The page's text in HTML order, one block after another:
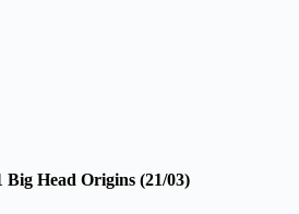
Head Origins (21/03)